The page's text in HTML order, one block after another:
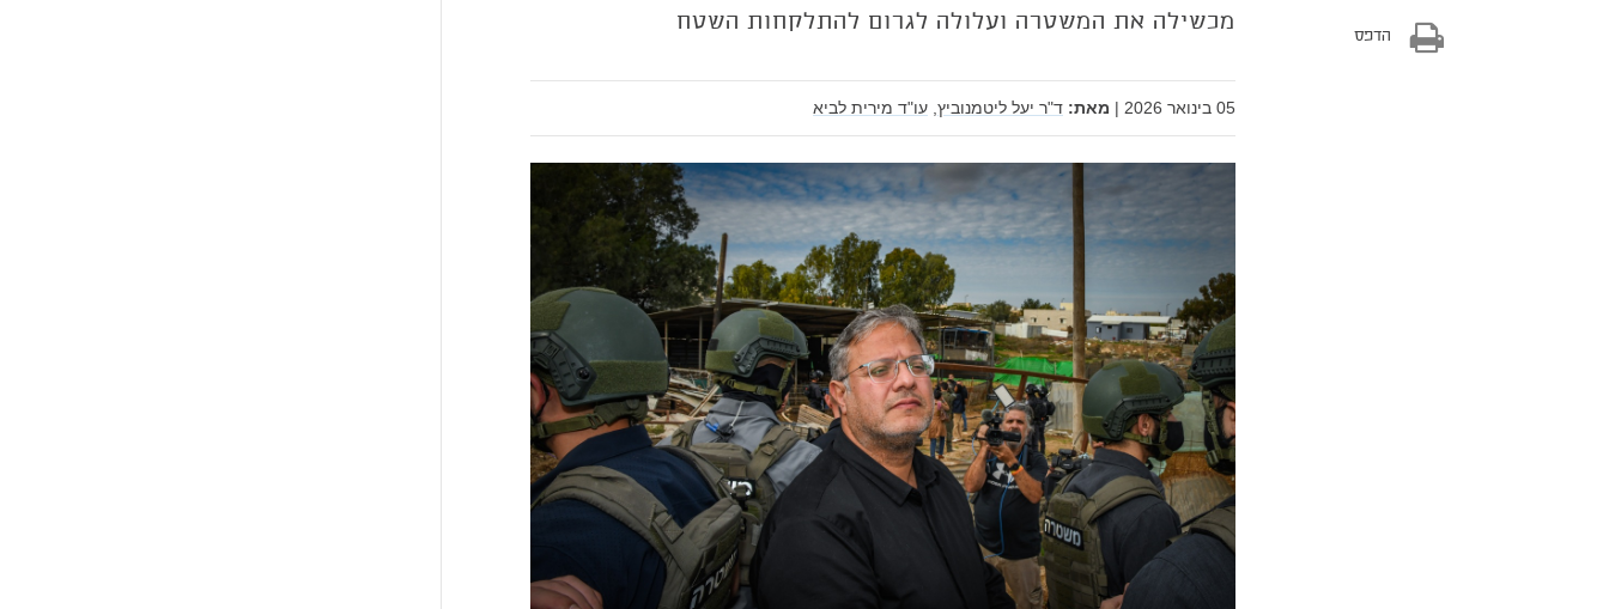
מכשילה את המשטרה ועלולה לגרום להתלקחות השטח
05 בינואר 2026 | מאת: ד"ר יעל ליטמנוביץ, עו"ד מירית לביא
הדפס